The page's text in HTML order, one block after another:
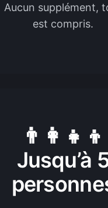
Aucun supplément,
est compris.
👨‍👩‍👧‍👦
Jusqu’à